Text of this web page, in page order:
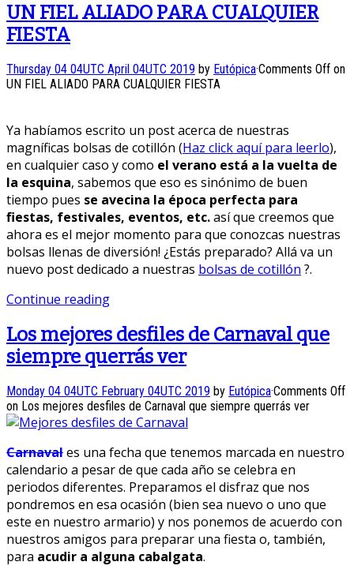
UN FIEL ALIADO PARA CUALQUIER
FIESTA
Thursday 04 04UTC April 04UTC 2019 by Eutópica·Comments Off on
UN FIEL ALIADO PARA CUALQUIER FIESTA
Ya habíamos escrito un post acerca de nuestras
magníficas bolsas de cotillón (Haz click aquí para leerlo),
en cualquier caso y como el verano está a la vuelta de
la esquina, sabemos que eso es sinónimo de buen
tiempo pues se avecina la época perfecta para
fiestas, festivales, eventos, etc.así que creemos que
ahora es el mejor momento para que conozcas nuestras
bolsas llenas de diversión! ¿Estás preparado? Allá va un
nuevo post dedicado a nuestras bolsas de cotillón ?.
Continue reading
Los mejores desfiles de Carnaval que
siempre querrás ver
Monday 04 04UTC February 04UTC 2019 by Eutópica·Comments Off
on Los mejores desfiles de Carnaval que siempre querrás ver
Carnavales una fecha que tenemos marcada en nuestro
calendario a pesar de que cada año se celebra en
periodos diferentes. Preparamos el disfraz que nos
pondremos en esa ocasión (bien sea nuevo o uno que
este en nuestro armario) y nos ponemos de acuerdo con
nuestros amigos para preparar una fiesta o, también,
para acudir a alguna cabalgata.